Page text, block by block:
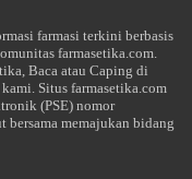
farmasi terkini berbasis
farmasetika.com.
Baca atau Caping di
Situs farmasetika.com
(PSE) nomor
memajukan bidang